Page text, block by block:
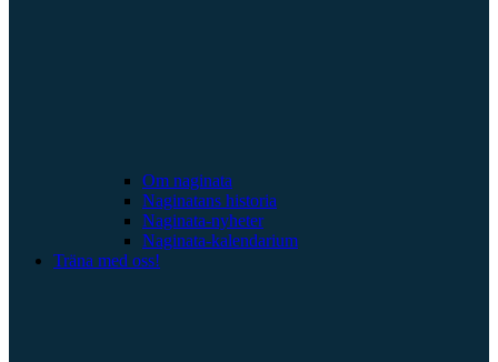
Om naginata
Naginatans historia
Naginata-nyheter
Naginata-kalendarium
Träna med oss!